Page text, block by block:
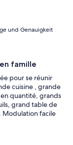
und Genauigkeit
famille
pour se réunir
cuisine , grande
quantité, grands
grand table de
Modulation facile
en lit une
et le